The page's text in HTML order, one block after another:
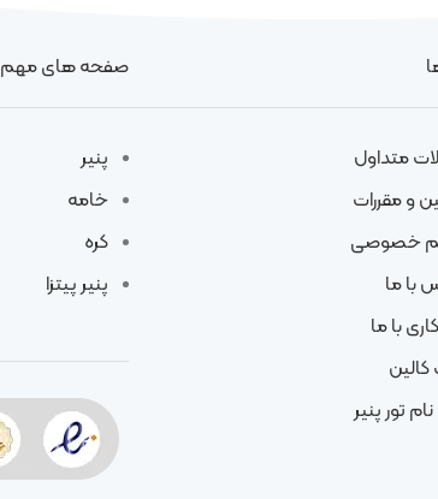
متداول
و مقررات
خصوصی
با ما
با ما
کالین
تور پنیر
صفحه های مهم
پنیر
خامه
کره
پنیر پیتزا